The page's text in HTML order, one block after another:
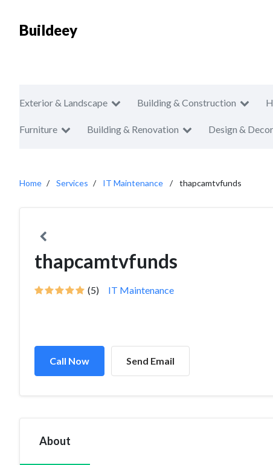
Buildeey
Exterior & Landscape Building & Construction
Furniture Building & Renovation Design &
Home Services IT Maintenance thapcamtvfunds
thapcamtvfunds
(5) IT Maintenance
Call Now Send Email
About